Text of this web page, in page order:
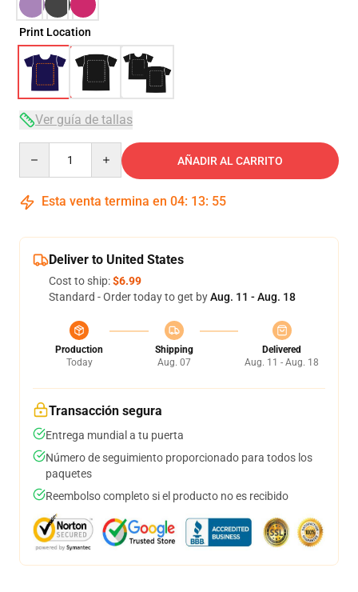
Print Location
Ver guía de tallas
AÑADIR AL CARRITO
Esta venta termina en 04: 13: 54
Deliver to United States
Cost to ship:$6.99
Standard - Order today to get byAug. 11 - Aug. 18
Production
Today
Shipping
Aug. 07
Delivered
Aug. 11 - Aug. 18
Transacción segura
Entrega mundial a tu puerta
Número de seguimiento proporcionado para todos los
paquetes
Reembolso completo si el producto no es recibido